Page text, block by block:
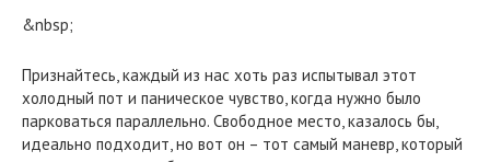
&nbsp;
Признайтесь, каждый из нас хоть раз испытывал этот
холодный пот и паническое чувство, когда нужно было
парковаться параллельно. Свободное место, казалось бы,
идеально подходит, но вот он – тот самый маневр, который